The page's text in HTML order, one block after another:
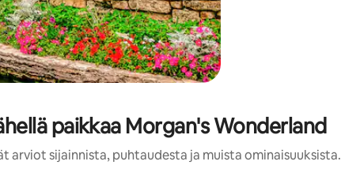
paikkaa Morgan's Wonderland
sijainnista, puhtaudesta ja muista ominaisuuksista.